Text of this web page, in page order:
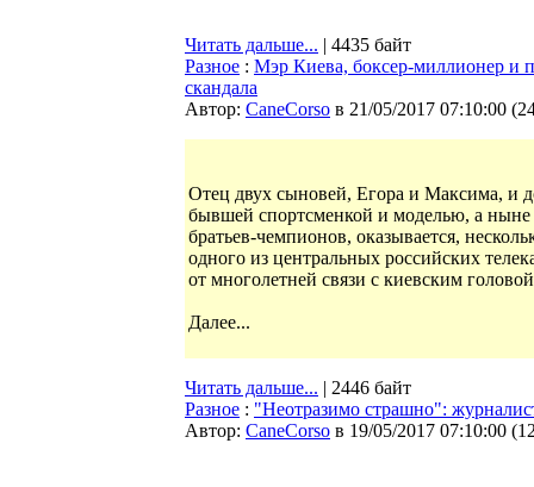
Читать дальше... | 4435 байт
Разное : Мэр Киева, боксер-миллионер и
скандала
Автор: CaneCorso в 21/05/2017 07:10:00 (
Отец двух сыновей, Егора и Максима, и
бывшей спортсменкой и моделью, а ныне
братьев-чемпионов, оказывается,
одного из центральных российских
от многолетней связи с киевским
Далее...
Читать дальше... | 2446 байт
Разное : "Неотразимо страшно":
Автор: CaneCorso в 19/05/2017 07:10:00 (